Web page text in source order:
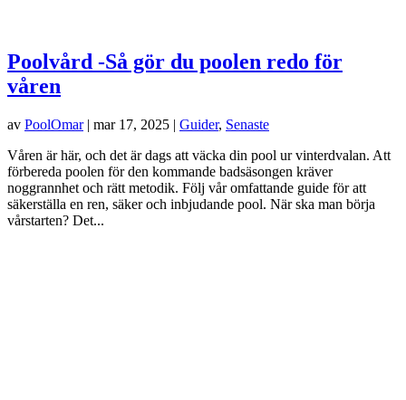
Poolvård -Så gör du poolen redo för
våren
av PoolOmar| mar 17, 2025 | Guider, Senaste
Våren är här, och det är dags att väcka din pool ur vinterdvalan. Att
förbereda poolen för den kommande badsäsongen kräver
noggrannhet och rätt metodik. Följ vår omfattande guide för att
säkerställa en ren, säker och inbjudande pool. När ska man börja
vårstarten? Det...